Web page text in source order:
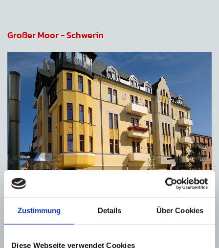
Zustimmung Details Über Cookies
Diese Webseite verwendet Cookies
Großer Moor - Schwerin
Gutshaus Groß Raden